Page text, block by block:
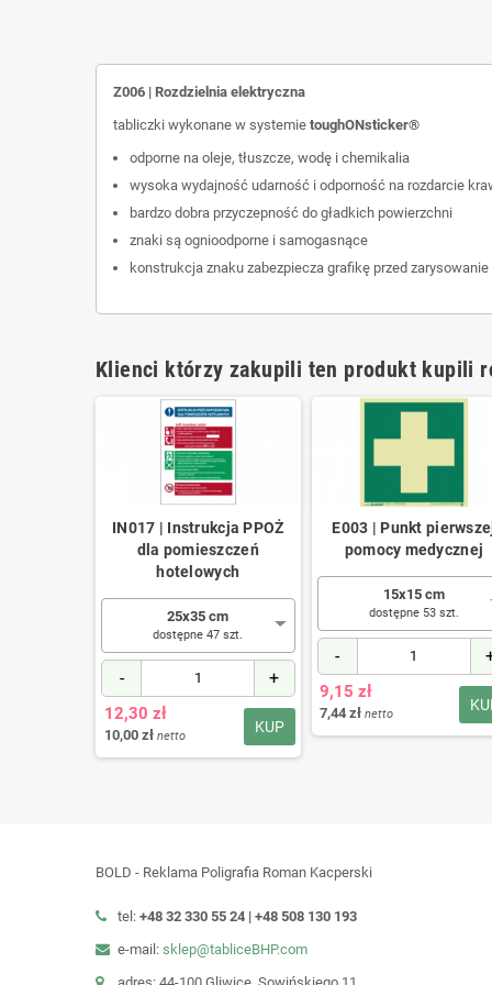
Z006 | Rozdzielnia elektryczna
tabliczki wykonane w systemie toughONsticker®
odporne na oleje, tłuszcze, wodę i chemikalia
wysoka wydajność udarność i odporność na rozdarcie
bardzo dobra przyczepność do gładkich powierzchni
znaki są ognioodporne i samogasnące
konstrukcja znaku zabezpiecza grafikę przed
Klienci którzy zakupili ten produkt kupili
IN017 | Instrukcja PPOŻ
dla pomieszczeń
hotelowych
25x35 cm
dostępne 47 szt.
- +
KUP
12,30 zł
10,00 zł netto
E003 | Punkt
pomocy medycznej
15x15 cm
dostępne 53 szt.
-
9,15 zł
7,44 zł netto
BOLD - Reklama Poligrafia Roman Kacperski
tel: +48 32 330 55 24 | +48 508 130 193
e-mail: sklep@tabliceBHP.com